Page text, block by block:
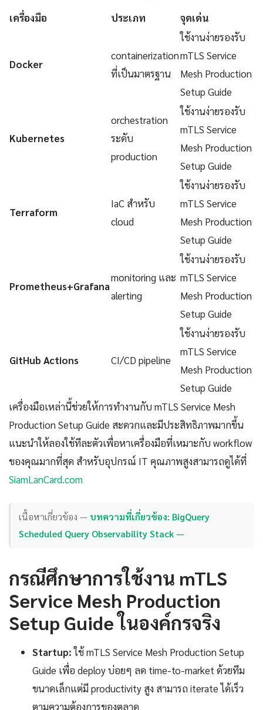
เครื่องมือ ประเภท จุดเด่น
Docker
containerization
ที่เป็นมาตรฐาน
ใช้งานง่ายรองรับ
mTLS Service
Mesh Production
Setup Guide
Kubernetes
orchestration
ระดับ
production
ใช้งานง่ายรองรับ
mTLS Service
Mesh Production
Setup Guide
Terraform
IaC สำหรับ
cloud
ใช้งานง่ายรองรับ
mTLS Service
Mesh Production
Setup Guide
Prometheus+Grafana
monitoring และ
alerting
ใช้งานง่ายรองรับ
mTLS Service
Mesh Production
Setup Guide
GitHub Actions CI/CD pipeline
ใช้งานง่ายรองรับ
mTLS Service
Mesh Production
Setup Guide
เครื่องมือเหล่านี้ช่วยให้การทำงานกับ mTLS Service Mesh
Production Setup Guide สะดวกและมีประสิทธิภาพมากขึ้น
แนะนำให้ลองใช้ทีละตัวเพื่อหาเครื่องมือที่เหมาะกับ workflow
ของคุณมากที่สุด สำหรับอุปกรณ์ IT คุณภาพสูงสามารถดูได้ที่
SiamLanCard.com
เนื้อหาเกี่ยวข้อง — บทความที่เกี่ยวข้อง: BigQuery
Scheduled Query Observability Stack —
กรณีศึกษาการใช้งาน mTLS
Service Mesh Production
Setup Guide ในองค์กรจริง
Startup:ใช้ mTLS Service Mesh Production Setup
Guide เพื่อ deploy บ่อยๆ ลด time-to-market ด้วยทีม
ขนาดเล็กแต่มี productivity สูง สามารถ iterate ได้เร็ว
ตามความต้องการของตลาด